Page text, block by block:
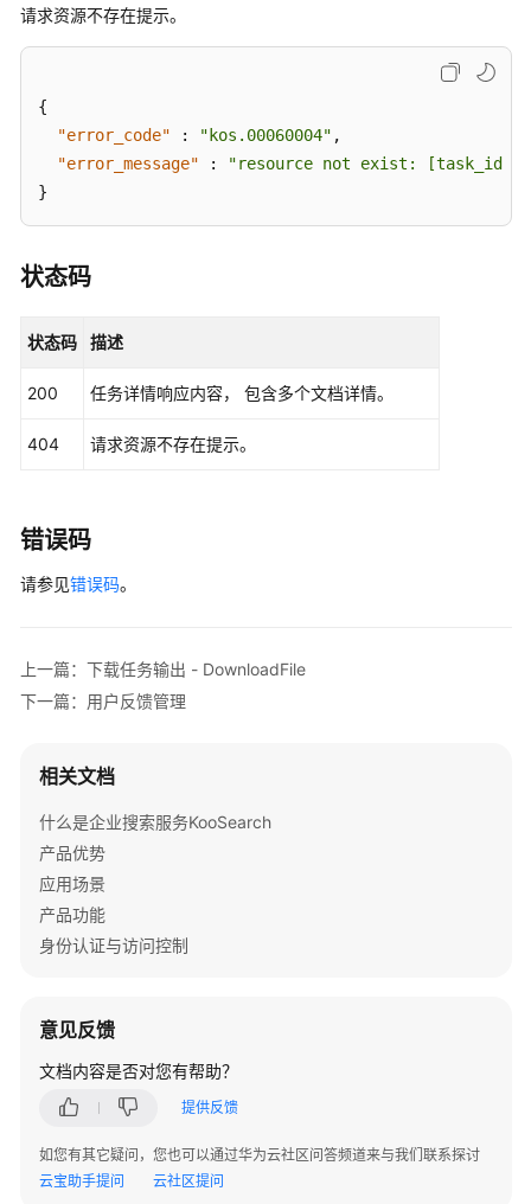
户
Web
力
示
管
理
API
参
视
频
帮
助
档
下
载
通
用
请求资源不存在提示。
{
"error_code"
: "kos.00060004" ,
"error_message"
:
"resource not exist: [task_id:
}
状态码
状态码 描述
200 任务详情响应内容， 包含多个文档详情。
404 请求资源不存在提示。
错误码
请参见错误码。
上一篇：下载任务输出 - DownloadFile
下一篇：用户反馈管理
相关文档
什么是企业搜索服务KooSearch
产品优势
应用场景
产品功能
身份认证与访问控制
意见反馈
文档内容是否对您有帮助？
提供反馈
如您有其它疑问，您也可以通过华为云社区问答频道来与我们联系探讨
云宝助手提问
云社区提问